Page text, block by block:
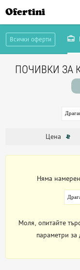
Ofertini
Всички оферти
ПОЧИВКИ ЗА
Цена
Няма
Моля, опитайте
параметри за